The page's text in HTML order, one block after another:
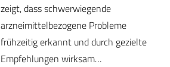
zeigt, dass schwerwiegende
arzneimittelbezogene Probleme
frühzeitig erkannt und durch gezielte
Empfehlungen wirksam…